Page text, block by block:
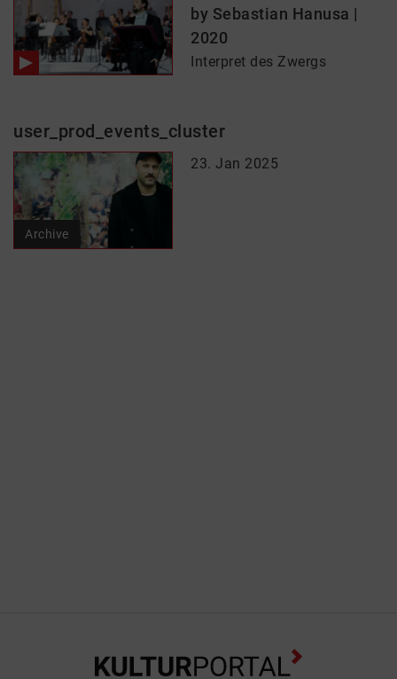
by Sebastian Hanusa |
2020
Interpret des Zwergs
user_prod_events_cluster
Archive
23. Jan 2025